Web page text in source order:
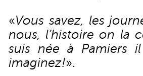
«Vous savez, les
nous, l’histoire on la
suis née à Pamiers
imaginez!».